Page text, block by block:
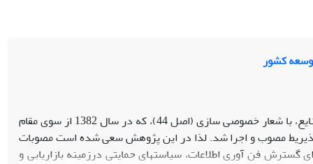
کشور
با توجه به سند چشم انداز(افق 1404) دولت در زمینه کارآفرینی و پیشرفت صنایع، با شعار خصوصی سازی (اصل 44)، که در سال 1382 از سوی مقام
توسط نهاد های ذیریط مصوب و اجرا شد. لذا در این پژوهش سعی شده است مصوبات
گسترش فن آوری اطلاعات، سیاستهای حمایتی درزمینه بازاریابی و